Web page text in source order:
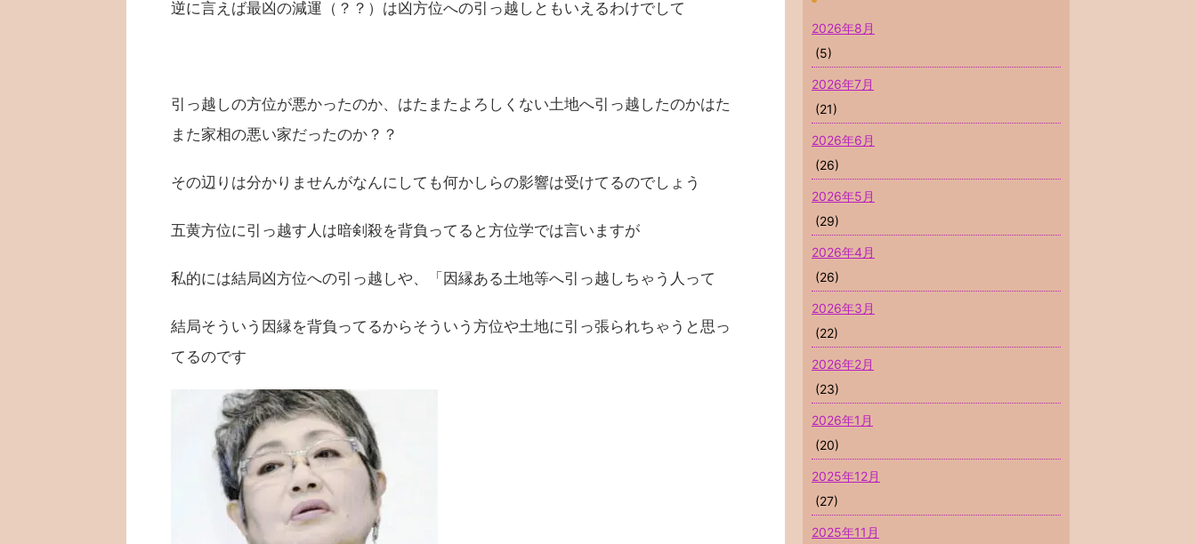
逆に言えば最凶の減運（？？）は凶方位への引っ越しともいえるわけでして
引っ越しの方位が悪かったのか、はたまたよろしくない土地へ引っ越したのかはた
また家相の悪い家だったのか？？
その辺りは分かりませんがなんにしても何かしらの影響は受けてるのでしょう
五黄方位に引っ越す人は暗剣殺を背負ってると方位学では言いますが
私的には結局凶方位への引っ越しや、「因縁ある土地等へ引っ越しちゃう人って
結局そういう因縁を背負ってるからそういう方位や土地に引っ張られちゃうと思っ
てるのです
2026年8月
(5)
2026年7月
(21)
2026年6月
(26)
2026年5月
(29)
2026年4月
(26)
2026年3月
(22)
2026年2月
(23)
2026年1月
(20)
2025年12月
(27)
2025年11月